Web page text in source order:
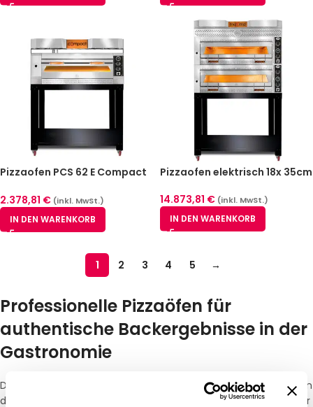
Pizzaofen PCS 62 E Compact
2.378,81 € (inkl. MwSt.)
IN DEN WARENKORB
Pizzaofen elektrisch 18x 35cm
14.873,81 € (inkl. MwSt.)
IN DEN WARENKORB
1 2 3 4 5 →
Professionelle Pizzaöfen für
authentische Backergebnisse in der
Gastronomie
Das Herzstück jeder Pizzeria ist ein leistungsstarkerPizzaofen
. In
der professionellen Gastronomie kommt es darauf an, dass der